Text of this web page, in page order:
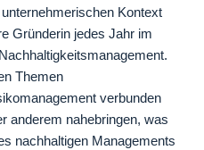
Kontext
Gründerin jedes Jahr im
Themen
verbunden
anderem nahebringen, was
nachhaltigen Managements